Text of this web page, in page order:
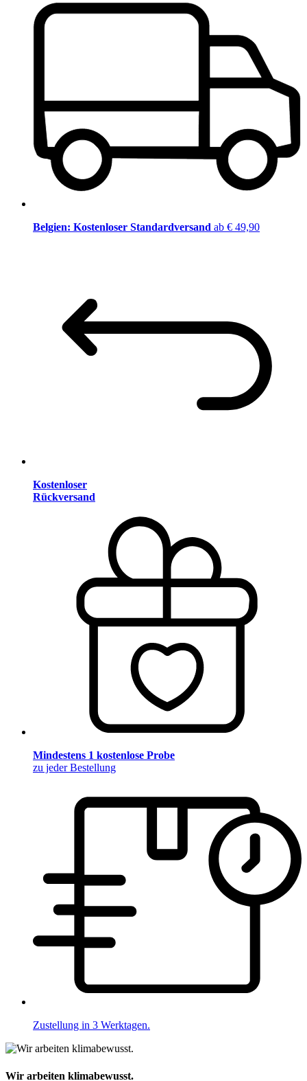
Belgien: Kostenloser Standardversand ab € 49,90
Kostenloser
Rückversand
Mindestens 1 kostenlose Probe
zu jeder Bestellung
Zustellung in 3 Werktagen.
Wir arbeiten klimabewusst.